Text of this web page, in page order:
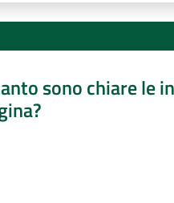
sono chiare le